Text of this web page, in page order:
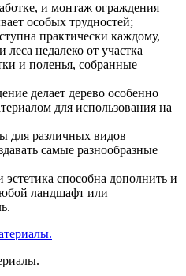
, и монтаж ограждения
особых трудностей;
практически каждому,
недалеко от участка
и поленья, собранные
делает дерево особенно
для использования на
для различных видов
самые разнообразные
эстетика способна дополнить и
ландшафт или